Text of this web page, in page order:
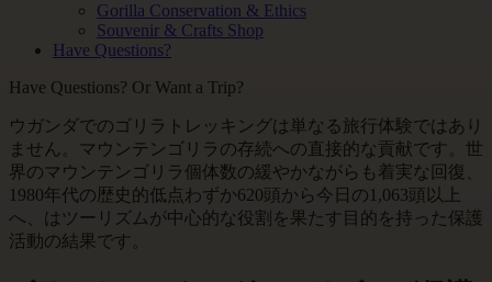
Gorilla Conservation & Ethics
Souvenir & Crafts Shop
Have Questions?
Have Questions? Or Want a Trip?
ウガンダでのゴリラトレッキングは単なる旅行体験ではあり
ません。マウンテンゴリラの存続への直接的な貢献です。世
界のマウンテンゴリラ個体数の緩やかながらも着実な回復、
1980年代の歴史的低点わずか620頭から今日の1,063頭以上
へ、はツーリズムが中心的な役割を果たす目的を持った保護
活動の結果です。